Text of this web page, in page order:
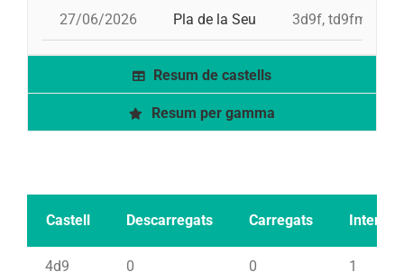
27/06/2026 Pla de la Seu 3d9f, td9fm,
Resum de castells
Resum per gamma
Castell Descarregats Carregats Intents
4d9 0 0 1